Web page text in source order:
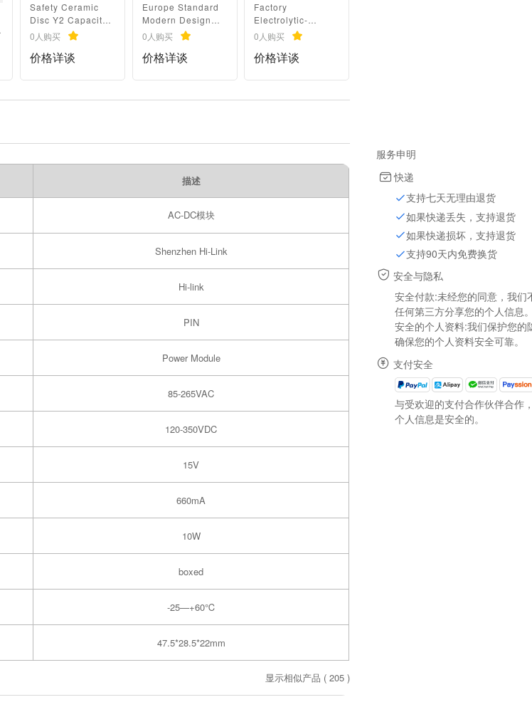
Safety Ceramic
Disc Y2 Capacitor
AC 500V 222M
ceramic safety
capacitors for
Y5V-Y2-
0人购买
价格详谈
Europe Standard
Modern Design
1200UF 2.5V
Through Hole
Aluminum Surface
ESR 8m JEC
0人购买
价格详谈
Factory
Electrolytic-
capacitor
Electrolytic
Capacitor For Toy
0人购买
价格详谈
描述
AC-DC模块
Shenzhen Hi-Link
Hi-link
PIN
Power Module
85-265VAC
120-350VDC
15V
660mA
10W
boxed
-25—+60℃
47.5*28.5*22mm
显示相似产品 ( 205)
服务申明
快递
支持七天无理由退货
如果快递丢失，支持退货
如果快递损坏，支持退货
支持90天内免费换货
安全与隐私
安全付款:未经您的同意，我们
任何第三方分享您的个人信息
安全的个人资料:我们保护您的
确保您的个人资料安全可靠。
支付安全
与受欢迎的支付合作伙伴合作
个人信息是安全的。